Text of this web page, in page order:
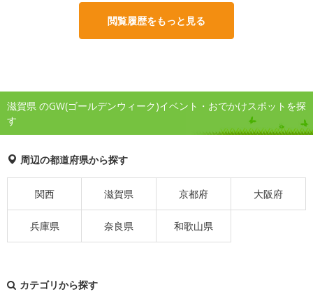
閲覧履歴をもっと見る
滋賀県 のGW(ゴールデンウィーク)イベント・おでかけスポットを探
す
周辺の都道府県から探す
関西 滋賀県 京都府 大阪府
兵庫県 奈良県 和歌山県
カテゴリから探す